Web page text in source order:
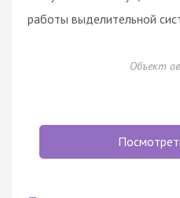
работы выделительной
Объект